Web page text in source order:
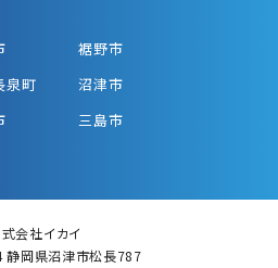
裾野市
泉町
沼津市
三島市
会社イカイ
静岡県沼津市松長787